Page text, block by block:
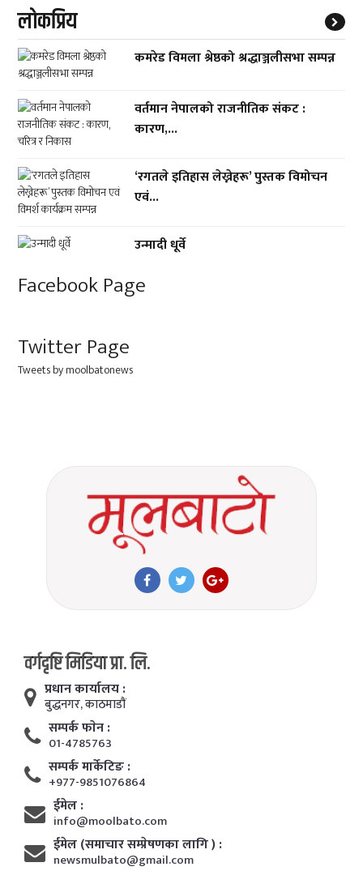
लाेकप्रिय
कमरेड विमला श्रेष्ठको श्रद्धाञ्जलीसभा सम्पन्न
वर्तमान नेपालको राजनीतिक संकट :
कारण,...
‘रगतले इतिहास लेख्नेहरू’ पुस्तक विमोचन
एवं...
उन्मादी धूर्वे
Facebook Page
Twitter Page
Tweets by moolbatonews
वर्गदृष्टि मिडिया प्रा. लि.
प्रधान कार्यालय :
बुद्धनगर, काठमाडाैं
सम्पर्क फाेन :
01-4785763
सम्पर्क मार्केटिङ :
+977-9851076864
ईमेल :
info@moolbato.com
ईमेल (समाचार सम्प्रेषणका लागि ) :
newsmulbato@gmail.com